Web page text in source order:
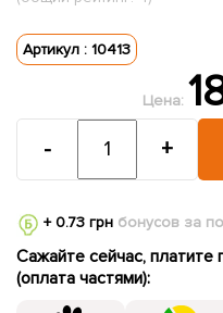
Артикул : 10413
Цена:
- +
+ 0.73 грнбонусов за
Сажайте сейчас, платите
(оплата частями):